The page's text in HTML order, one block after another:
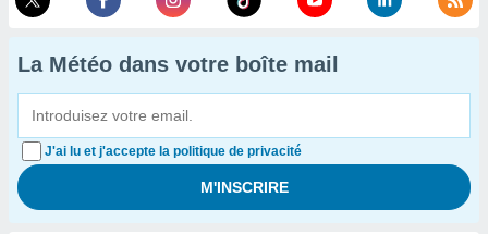
La Météo dans votre boîte mail
J'ai lu et j'accepte la politique de privacité